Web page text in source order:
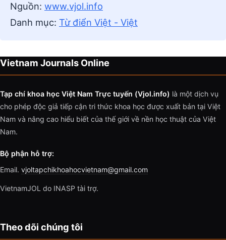
Nguồn: www.vjol.info
Danh mục: Từ điển Việt - Việt
Vietnam Journals Online
Tạp chí khoa học Việt Nam Trực tuyến (Vjol.info) là một dịch vụ
cho phép độc giả tiếp cận tri thức khoa học được xuất bản tại Việt
Nam và nâng cao hiểu biết của thế giới về nền học thuật của Việt
Nam.
Bộ phận hỗ trợ:
Email. vjoltapchikhoahocvietnam@gmail.com
VietnamJOL do INASP tài trợ.
Theo dõi chúng tôi